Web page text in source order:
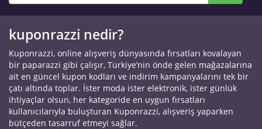
kuponrazzi nedir?
Kuponrazzi, online alışveriş dünyasında fırsatları kovalayan
bir paparazzi gibi çalışır, Türkiye’nin önde gelen mağazalarına
ait en güncel kupon kodları ve indirim kampanyalarını tek bir
çatı altında toplar. İster moda ister elektronik, ister günlük
ihtiyaçlar olsun, her kategoride en uygun fırsatları
kullanıcılarıyla buluşturan Kuponrazzi, alışveriş yaparken
bütçeden tasarruf etmeyi sağlar.